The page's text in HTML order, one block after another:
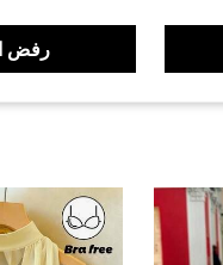
رفض